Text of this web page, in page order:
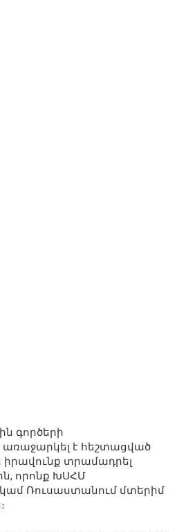
գործերի
է հեշտացված
իրավունք տրամադրել
որոնք ԽՍՀՄ
Ռուսաստանում մտերիմ